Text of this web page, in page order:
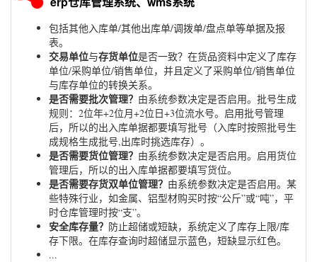
包括其他入库单/其他出库单/调拨单/盘点单等单据及报
表。
交易单位与存货单位是否一致？在货品资料中定义了库存
单位/采购单位/销售单位，并且定义了采购单位/销售单位
与库存单位的转换关系。
是否需要批次管理？ 由系统参数决定是否启用。批号生成
规则：2位年+2位月+2位日+3位流水号。启用批号管理
后，所以的出入库单据都要填写批号（入库时按照批号生
成规格生成批号,出库时挑选库存）。
是否需要货位管理？ 由系统参数决定是否启用。启用货位
管理后，所以的出入库单据都要填写货位。
是否需要存货双单位管理？ 由系统参数决定是否启用。某
些特殊行业，如金属、铝型材购买时按“公斤”或“吨”，平
时仓库管理时按“支”。
安全库存量？ 防止超储或短缺，系统定义了库存上限/库
存下限。在库存查询时超储显示蓝色，短缺显示红色。
...